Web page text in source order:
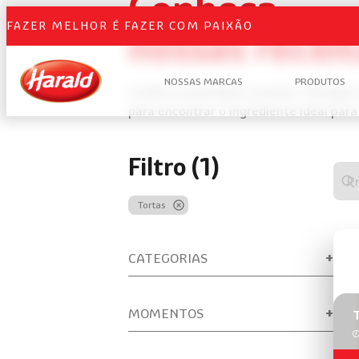
FAZER MELHOR É FAZER COM PAIXÃO
NOSSAS MARCAS PRODUTOS
nossas
para encontrar o ingrediente ideal para
Filtro (1)
Tortas
CATEGORIAS
MOMENTOS
algo